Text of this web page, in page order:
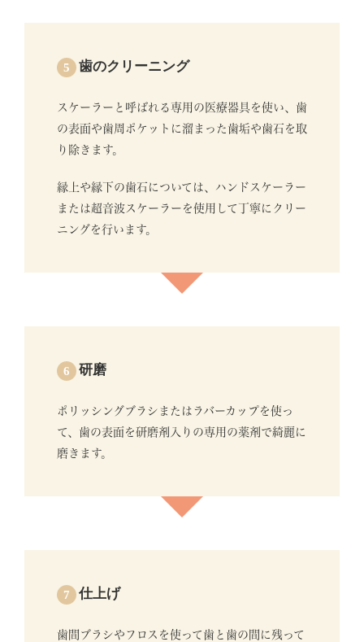
5 歯のクリーニング
スケーラーと呼ばれる専用の医療器具を使い、歯
の表面や歯周ポケットに溜まった歯垢や歯石を取
り除きます。
縁上や縁下の歯石については、ハンドスケーラー
または超音波スケーラーを使用して丁寧にクリー
ニングを行います。
6 研磨
ポリッシングブラシまたはラバーカップを使っ
て、歯の表面を研磨剤入りの専用の薬剤で綺麗に
磨きます。
7 仕上げ
歯間ブラシやフロスを使って歯と歯の間に残って